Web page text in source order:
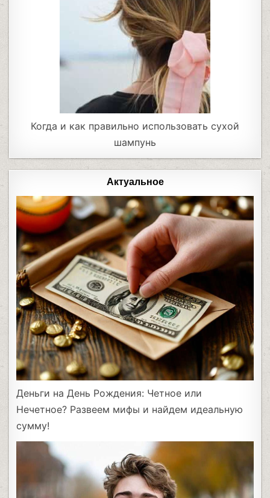
Когда и как правильно использовать сухой
шампунь
Актуальное
Деньги на День Рождения: Четное или
Нечетное? Развеем мифы и найдем идеальную
сумму!